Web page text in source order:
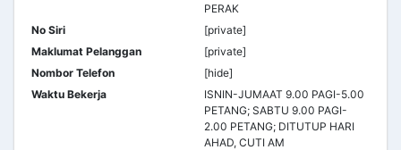
PERAK
No Siri
[private]
Maklumat Pelanggan
[private]
Nombor Telefon
[hide]
Waktu Bekerja
ISNIN-JUMAAT 9.00 PAGI-5.00
PETANG; SABTU 9.00 PAGI-
2.00 PETANG; DITUTUP HARI
AHAD, CUTI AM